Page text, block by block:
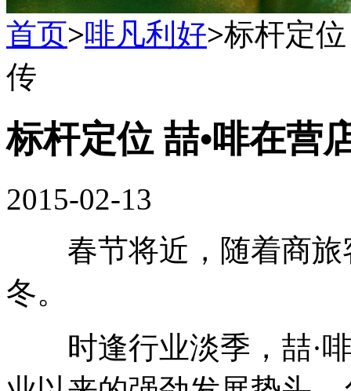
首页>啡凡利好>标杆定
传
标杆定位 喆•啡在营
2015-02-13
春节将近，随着商旅
冬。
时逢行业淡季，喆·啡